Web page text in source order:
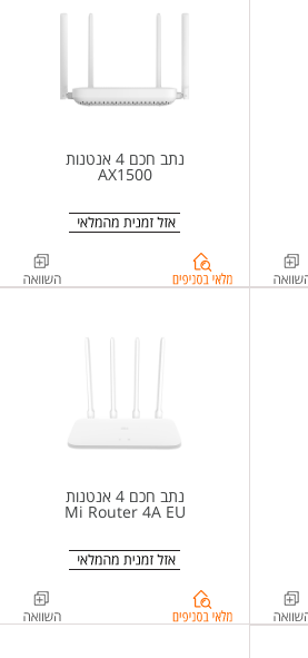
ל-
נתב חכם 4 אנטנות
AX1500
מלאי
ל-
%d7%a0%d7%aa%d7%91+%d7%97%d7%9b%d7%9d+4+%d7%90%d7%a0%d7%98%d7%a0%d7%95%d7%aa+Xiaomi+Router+AX1500
נתב חכם 4 אנטנות
Mi Router 4A EU
מלאי